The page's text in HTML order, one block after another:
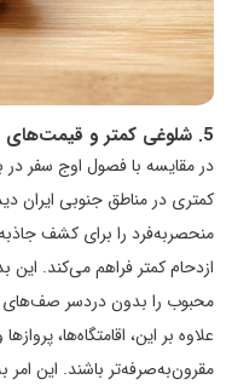
5. شلوغی کمتر و قیمت‌های بهتر
در مقایسه با فصول اوج سفر در
کمتری در مناطق جنوبی ایران
منحصربه‌فرد را برای کشف
ازدحام کمتر فراهم می‌کند.
محبوب را بدون دردسر
علاوه بر این، اقامتگاه‌ها،
مقرون‌به‌صرفه‌تر باشند. این امر